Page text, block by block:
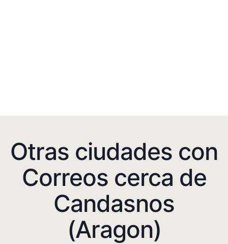
Otras ciudades con
Correos cerca de
Candasnos
(Aragon)